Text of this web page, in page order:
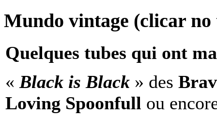
Mundo vintage (clicar
Quelques tubes qui ont
« Black is Black » des
Loving Spoonfull ou